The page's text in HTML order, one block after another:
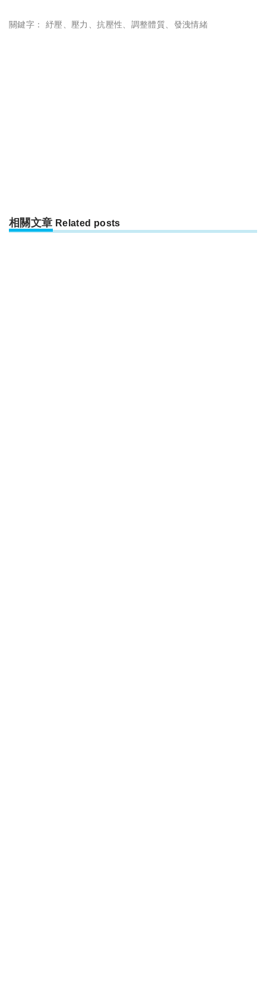
關鍵字： 紓壓 、 壓力 、抗壓性、 調整體質、 發洩情緒
相關文章 Related posts